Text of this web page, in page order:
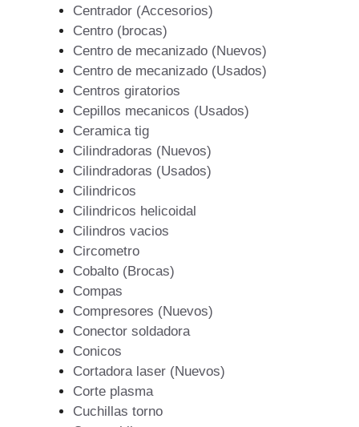
Centrador (Accesorios)
Centro (brocas)
Centro de mecanizado (Nuevos)
Centro de mecanizado (Usados)
Centros giratorios
Cepillos mecanicos (Usados)
Ceramica tig
Cilindradoras (Nuevos)
Cilindradoras (Usados)
Cilindricos
Cilindricos helicoidal
Cilindros vacios
Circometro
Cobalto (Brocas)
Compas
Compresores (Nuevos)
Conector soldadora
Conicos
Cortadora laser (Nuevos)
Corte plasma
Cuchillas torno